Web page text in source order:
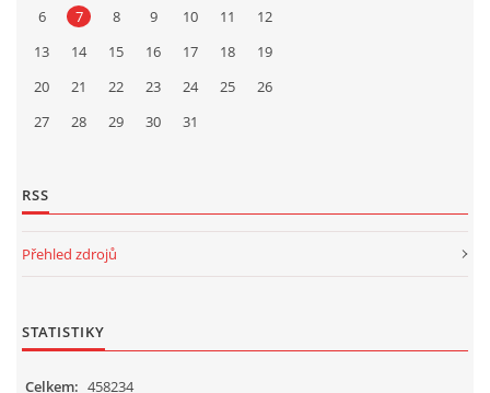
6
7 8 9 10 11
12
13
14 15 16 17 18
19
20
21 22 23 24 25
26
27
28 29 30 31
RSS
Přehled zdrojů
STATISTIKY
Celkem: 458234